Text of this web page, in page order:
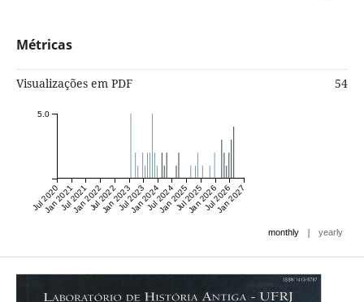
Métricas
Visualizações em PDF 54
Jul 2020
Jan 2021Jul 2021
Jan 2022Jul 2022
Jan 2023Jul 2023
Jan 2024Jul 2024
Jan 2025Jul 2025
Jan 2026Jul 2026
Jan 2027
5.0
monthly | yearly